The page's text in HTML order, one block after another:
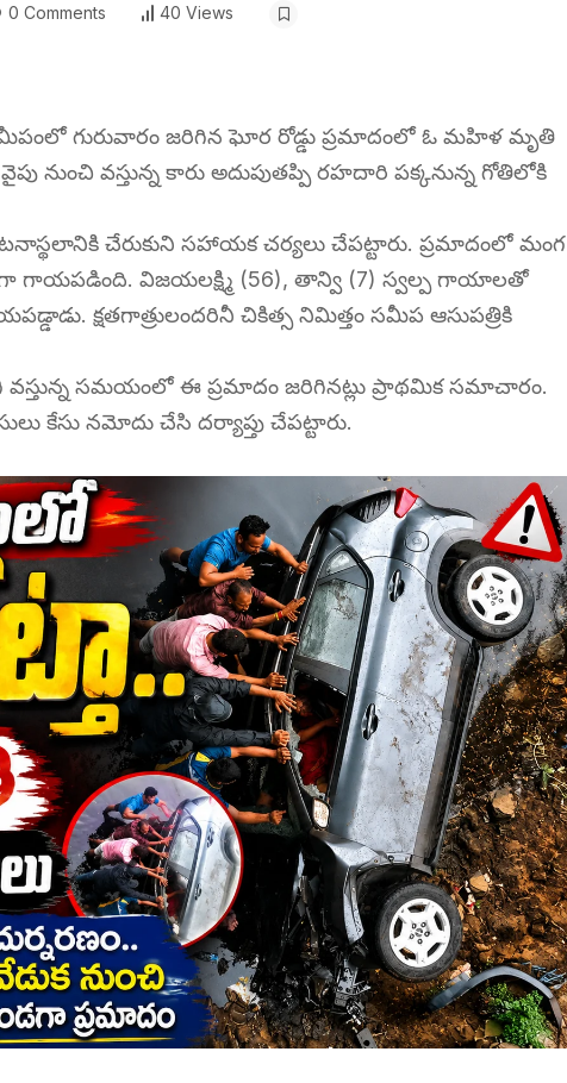
0 Comments 40 Views
గురువారం జరిగిన ఘోర రోడ్డు ప్రమాదంలో ఓ మహిళ మృతి
వస్తున్న కారు అదుపుతప్పి రహదారి పక్కనున్న గోతిలోకి
చేరుకుని సహాయక చర్యలు చేపట్టారు. ప్రమాదంలో మంగ
గాయపడింది. విజయలక్ష్మి (56), తాన్వి (7) స్వల్ప గాయాలతో
క్షతగాత్రులందరినీ చికిత్స నిమిత్తం సమీప ఆసుపత్రికి
సమయంలో ఈ ప్రమాదం జరిగినట్లు ప్రాథమిక సమాచారం.
కేసు నమోదు చేసి దర్యాప్తు చేపట్టారు.